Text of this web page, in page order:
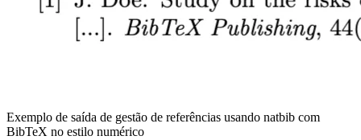
Exemplo de saída de gestão de referências usando natbib com
BibTeX no estilo numérico